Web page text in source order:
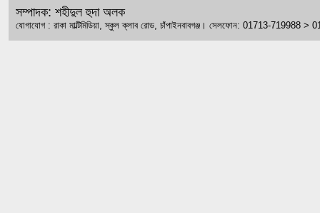
সম্পাদক: শহীদুল হুদা অলক
যোগাযোগ : রাকা মাল্টিমিডিয়া, স্কুল ক্লাব রোড, চাঁপাইনবাবগঞ্জ। সেলফোন: 01713-